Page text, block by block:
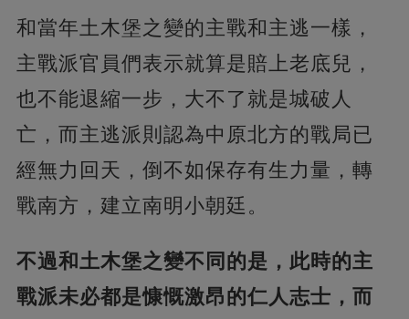
和當年土木堡之變的主戰和主逃一樣，
主戰派官員們表示就算是賠上老底兒，
也不能退縮一步，大不了就是城破人
亡，而主逃派則認為中原北方的戰局已
經無力回天，倒不如保存有生力量，轉
戰南方，建立南明小朝廷。
不過和土木堡之變不同的是，此時的主
戰派未必都是慷慨激昂的仁人志士，而